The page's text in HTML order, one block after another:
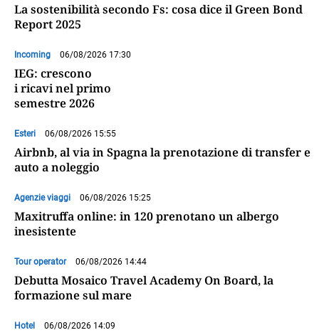
La sostenibilità secondo Fs: cosa dice il Green Bond
Report 2025
Incoming 06/08/2026 17:30
IEG: crescono
i ricavi nel primo
semestre 2026
Esteri 06/08/2026 15:55
Airbnb, al via in Spagna la prenotazione di transfer e
auto a noleggio
Agenzie viaggi 06/08/2026 15:25
Maxitruffa online: in 120 prenotano un albergo
inesistente
Tour operator 06/08/2026 14:44
Debutta Mosaico Travel Academy On Board, la
formazione sul mare
Hotel 06/08/2026 14:09